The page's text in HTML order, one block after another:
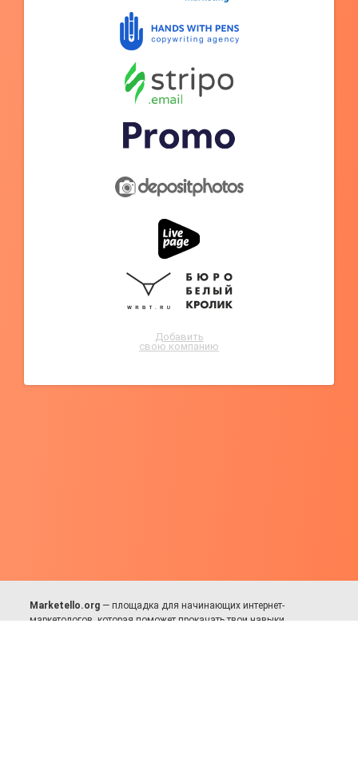
Добавить
свою компанию
Marketello.org — площадка для начинающих интернет-
маркетологов, которая поможет прокачать твои навыки.